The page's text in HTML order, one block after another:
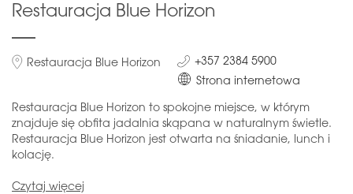
Restauracja Blue Horizon
Restauracja Blue Horizon
+357 2384 5900
Strona internetowa
Restauracja Blue Horizon to spokojne miejsce, w którym
znajduje się obfita jadalnia skąpana w naturalnym świetle.
Restauracja Blue Horizon jest otwarta na śniadanie, lunch i
kolację.
Czytaj więcej